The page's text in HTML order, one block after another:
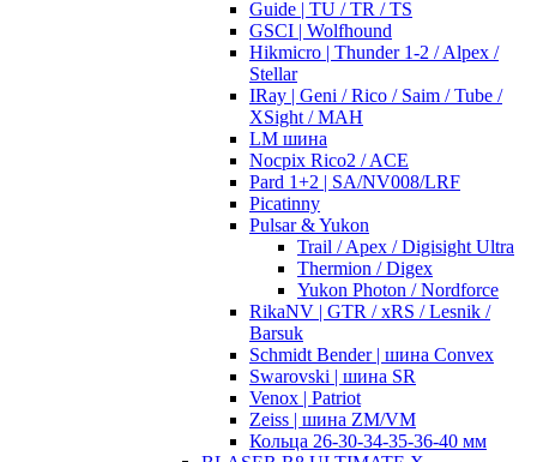
Guide | TU / TR / TS
GSCI | Wolfhound
Hikmicro | Thunder 1-2 / Alpex /
Stellar
IRay | Geni / Rico / Saim / Tube /
XSight / MAH
LM шина
Nocpix Rico2 / ACE
Pard 1+2 | SA/NV008/LRF
Picatinny
Pulsar & Yukon
Trail / Apex / Digisight Ultra
Thermion / Digex
Yukon Photon / Nordforce
RikaNV | GTR / xRS / Lesnik /
Barsuk
Schmidt Bender | шина Convex
Swarovski | шина SR
Venox | Patriot
Zeiss | шина ZM/VM
Кольца 26-30-34-35-36-40 мм